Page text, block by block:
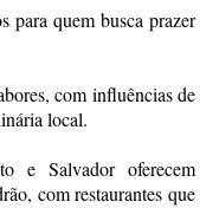
para quem busca prazer
com influências de
local.
e Salvador oferecem
com restaurantes que